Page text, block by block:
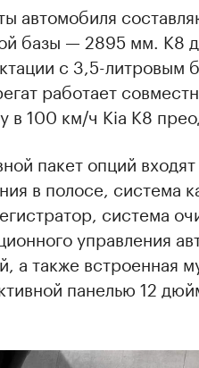
автомобиля
базы — 2895 мм. K8
с 3,5-
работает
в 100 км/ч Kia K8
пакет опций
в полосе, система
система
управления
а также встроенная
панелью 12